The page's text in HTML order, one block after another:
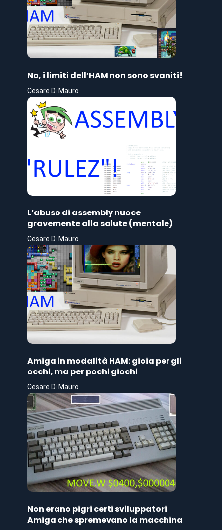
No, i limiti dell’HAM non sono svaniti!
Cesare Di Mauro
L’abuso di assembly nuoce
gravemente alla salute (mentale)
Cesare Di Mauro
Amiga in modalità HAM: gioia per gli
occhi, ma per pochi giochi
Cesare Di Mauro
Non erano pigri certi sviluppatori
Amiga che spremevano la macchina